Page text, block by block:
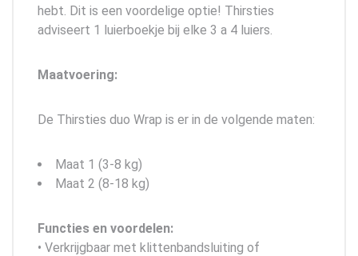
hebt. Dit is een voordelige optie! Thirsties
adviseert 1 luierboekje bij elke 3 a 4 luiers.
Maatvoering:
De Thirsties duo Wrap is er in de volgende maten:
Maat 1 (3-8 kg)
Maat 2 (8-18 kg)
Functies en voordelen:
• Verkrijgbaar met klittenbandsluiting of